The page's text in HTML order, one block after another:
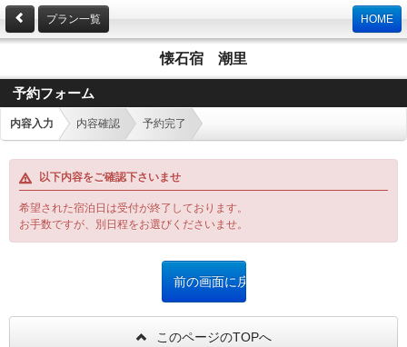
プラン一覧 HOME
懐石宿 潮里
予約フォーム
内容入力 内容確認 予約完了
以下内容をご確認下さいませ
希望された宿泊日は受付が終了しております。
お手数ですが、別日程をお選びくださいませ。
このページのTOPへ